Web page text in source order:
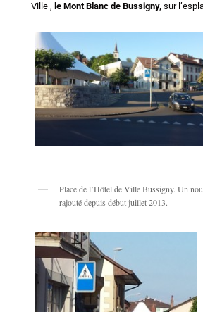
Ville , le Mont Blanc de Bussigny,sur
Place de l’Hôtel de Ville Bussigny. Un
rajouté depuis début juillet 2013.